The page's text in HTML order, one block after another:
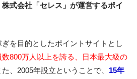
株式会社「セレス」が運営するポイ
を目的としたポイントサイトとし
数800万人以上を誇る、日本最大級の
、2005年設立ということで、 15年